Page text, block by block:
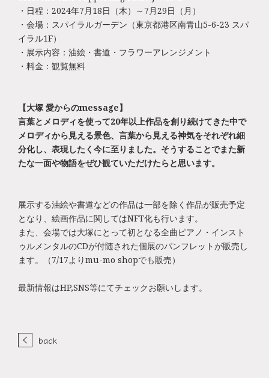
・日程：2024年7月18日（木）～7月29日（月）
・会場：スパイラルガーデン（東京都港区南青山5-6-23 スパ
イラル1F）
・展示内容：油絵・書道・フラワーアレンジメント
・料金：観覧無料
【大塚 愛からのmessage】
言葉とメロディを使って20年以上作品を創り続けてきた中で
メロディから見える景色、言葉から見える神気をそれぞれ細
分化し、表現したく今に至りました。そうすることでまた新
たな一面や物語をぜひ観ていただけたらと思います。
展示する油絵や書道などの作品は一部を除く作品が販売予定
となり、絵画作品に関してはNFT化も行います。
また、会場では大塚にとって初となる全曲ピアノ・インスト
ゥルメンタルのCDが付随された個展のパンフレットが販売し
ます。（7/17よりmu-mo shopでも販売）
最新情報はHP,SNS等にてチェックお願いします。
back